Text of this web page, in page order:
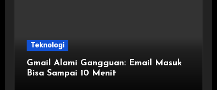
Teknologi
Gmail Alami Gangguan: Email Masuk
Bisa Sampai 10 Menit